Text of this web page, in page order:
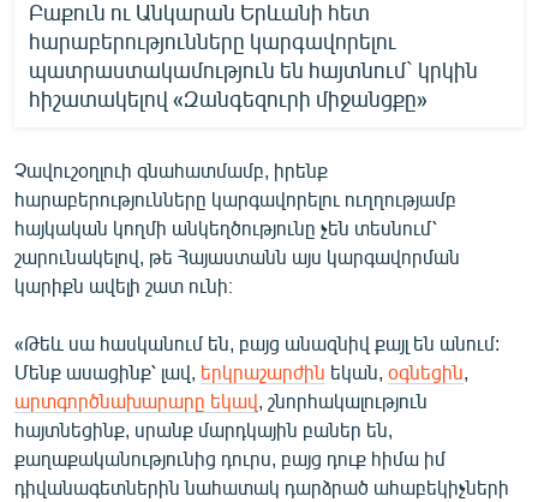
Բաքուն ու Անկարան Երևանի հետ
հարաբերությունները կարգավորելու
պատրաստակամություն են հայտնում` կրկին
հիշատակելով «Զանգեզուրի միջանցքը»
Չավուշօղլուի գնահատմամբ, իրենք
հարաբերությունները կարգավորելու ուղղությամբ
հայկական կողմի անկեղծությունը չեն տեսնում՝
շարունակելով, թե Հայաստանն այս կարգավորման
կարիքն ավելի շատ ունի։
«Թեև սա հասկանում են, բայց անազնիվ քայլ են անում:
Մենք ասացինք՝ լավ, երկրաշարժին եկան, օգնեցին
արտգործնախարարը եկավ , շնորհակալություն
հայտնեցինք, սրանք մարդկային բաներ են,
քաղաքականությունից դուրս, բայց դուք հիմա իմ
դիվանագետներին նահատակ դարձրած ահաբեկիչների